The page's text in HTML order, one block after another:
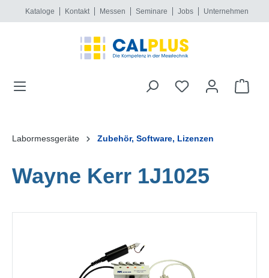
springen
Kataloge Kontakt Messen Seminare Jobs Unternehmen
Labormessgeräte Zubehör, Software, Lizenzen
Wayne Kerr 1J1025